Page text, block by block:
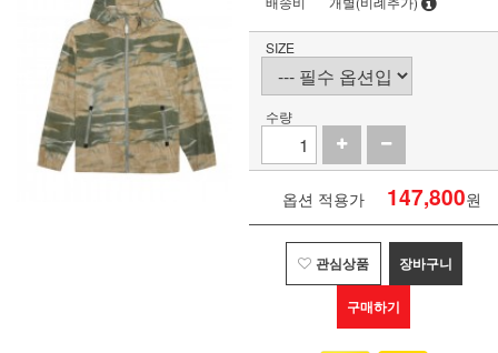
SIZE
수량
옵션 적용가 147,800원
관심상품 장바구니
구매하기